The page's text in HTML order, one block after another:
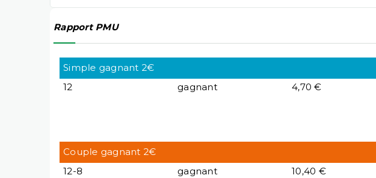
Rapport PMU
Simple gagnant 2€
12
gagnant 4,70 €
Couple gagnant 2€
12-8
gagnant
10,40 €